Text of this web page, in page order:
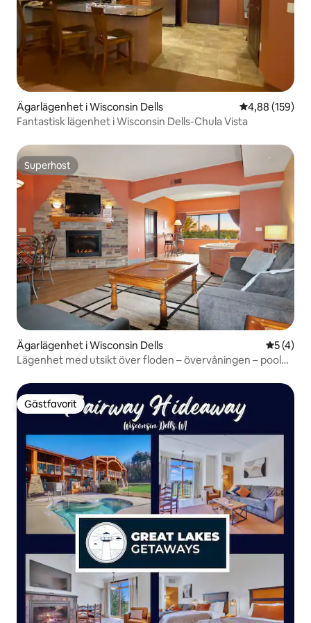
Ägarlägenhet i Wisconsin Dells 4,88 av 5 i
4,88 (159)
Fantastisk lägenhet i Wisconsin Dells-Chula Vista
Superhost
Superhost
Ägarlägenhet i Wisconsin Dells 5 av 5 i
5 (4)
Lägenhet med utsikt över floden – övervåningen – pooler
Gästfavorit
Gästfavorit